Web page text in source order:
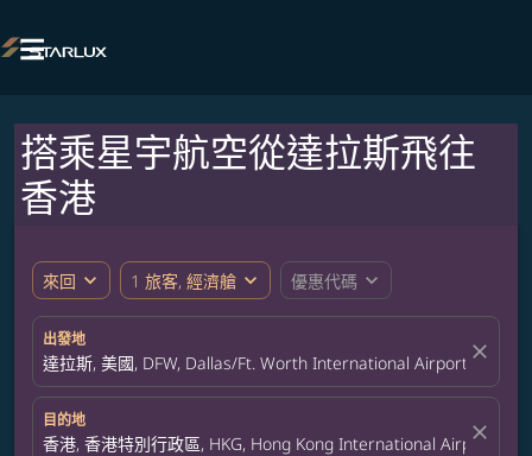

搭乘星宇航空從達拉斯飛往
香港
來回 expand_more 1 旅客, 經濟艙 expand_more 優惠代碼 expand_more
出發地
達拉斯, 美國, DFW, Dallas/Ft. Worth International Airport close
目的地
香港, 香港特別行政區, HKG, Hong Kong International Airport
close